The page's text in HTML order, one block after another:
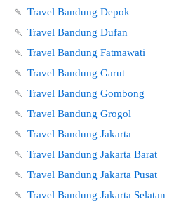
🍡 Travel Bandung Depok
🍡 Travel Bandung Dufan
🍡 Travel Bandung Fatmawati
🍡 Travel Bandung Garut
🍡 Travel Bandung Gombong
🍡 Travel Bandung Grogol
🍡 Travel Bandung Jakarta
🍡 Travel Bandung Jakarta Barat
🍡 Travel Bandung Jakarta Pusat
🍡 Travel Bandung Jakarta Selatan